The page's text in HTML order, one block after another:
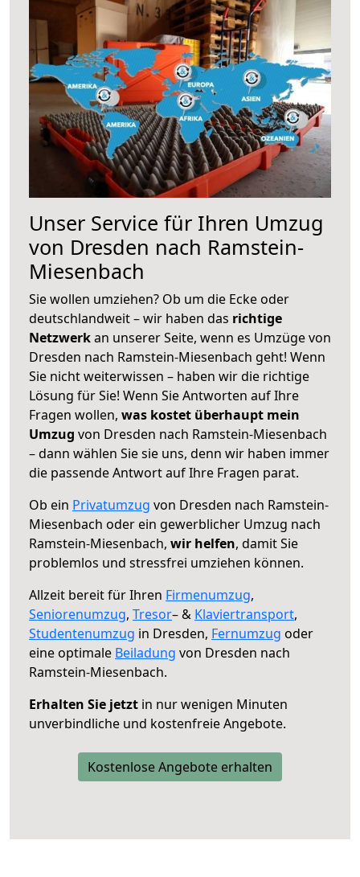
Unser Service für Ihren Umzug
von Dresden nach Ramstein-
Miesenbach
Sie wollen umziehen? Ob um die Ecke oder
deutschlandweit – wir haben das richtige
Netzwerkan unserer Seite, wenn es Umzüge von
Dresden nach Ramstein-Miesenbach geht! Wenn
Sie nicht weiterwissen – haben wir die richtige
Lösung für Sie! Wenn Sie Antworten auf Ihre
Fragen wollen, was kostet überhaupt mein
Umzug von Dresden nach Ramstein-Miesenbach
– dann wählen Sie sie uns, denn wir haben immer
die passende Antwort auf Ihre Fragen parat.
Ob ein Privatumzug von Dresden nach Ramstein-
Miesenbach oder ein gewerblicher Umzug nach
Ramstein-Miesenbach, wir helfen, damit Sie
problemlos und stressfrei umziehen können.
Allzeit bereit für Ihren Firmenumzug,
Seniorenumzug, Tresor– & Klaviertransport,
Studentenumzug in Dresden, Fernumzug oder
eine optimale Beiladung von Dresden nach
Ramstein-Miesenbach.
Erhalten Sie jetzt in nur wenigen Minuten
unverbindliche und kostenfreie Angebote.
Kostenlose Angebote erhalten